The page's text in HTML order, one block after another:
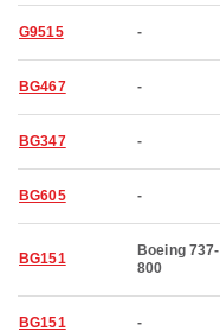
G9515 -
BG467 -
BG347 -
BG605 -
BG151
Boeing 737-
800
BG151 -